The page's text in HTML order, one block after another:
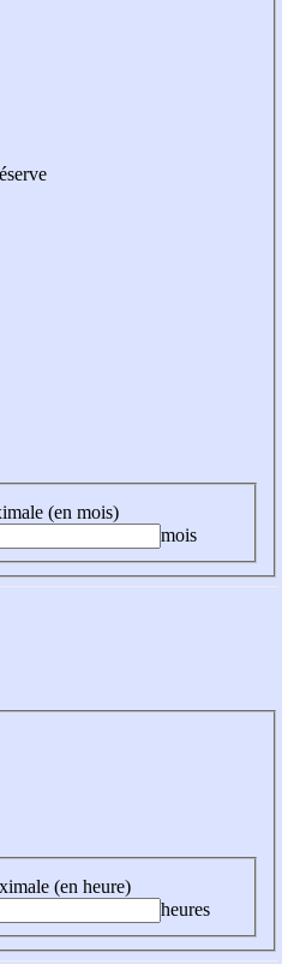
(en mois)
mois
(en heure)
heures